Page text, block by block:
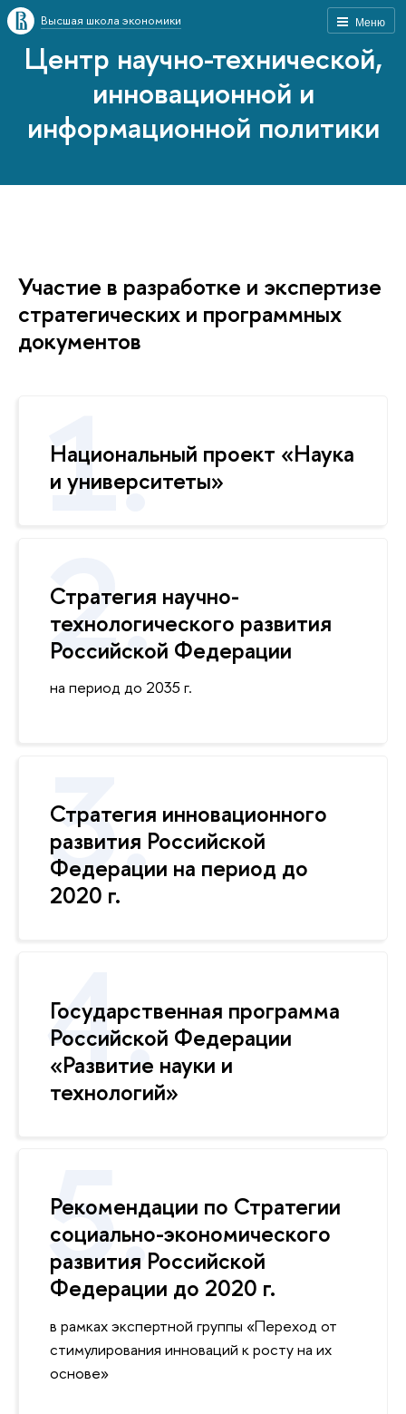
Меню
Высшая школа экономики
Центр научно-технической,
инновационной и
информационной политики
Участие в разработке и экспертизе
стратегических и программных
документов
Национальный проект «Наука
и университеты»
Стратегия научно-
технологического развития
Российской Федерации
на период до 2035 г.
Стратегия инновационного
развития Российской
Федерации на период до
2020 г.
Государственная программа
Российской Федерации
«Развитие науки и
технологий»
Рекомендации по Стратегии
социально-экономического
развития Российской
Федерации до 2020 г.
в рамках экспертной группы «Переход от
стимулирования инноваций к росту на их
основе»